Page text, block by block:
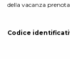
della vacanza
Codice